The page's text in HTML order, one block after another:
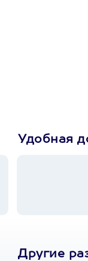
Удобная
Другие